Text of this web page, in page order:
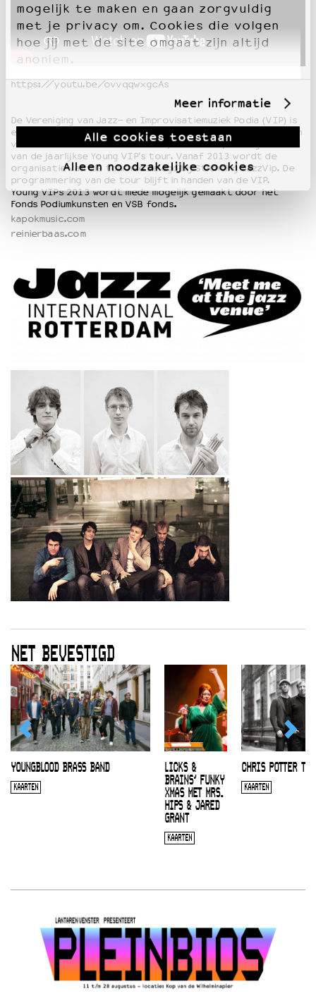
mogelijk te maken en gaan zorgvuldig
met je privacy om. Cookies die volgen
hoe jij met de site omgaat zijn altijd
anoniem.
Meer informatie
Alle cookies toestaan
Alleen noodzakelijke cookies
https://youtu.be/ovvqqwxgcAs
De Vereniging van Jazz- en Improvisatiemuziek Podia (VIP) is
een samenwerkingsverband van 25 Nederlandse jazzpodia. Eén
van de activiteiten van de VIP is, sinds 1997, de organisatie
van de jaarlijkse Young VIP's tour. Vanaf 2013 wordt de
organisatie van die tournee belegd bij Stichting JazzVip. De
programmering van de tour blijft in handen van de VIP.
Young VIPs 2013 wordt mede mogelijk gemaakt door het
Fonds Podiumkunsten en VSB fonds.
kapokmusic.com
reinierbaas.com
NET BEVESTIGD
YOUNGBLOOD BRASS BAND
KAARTEN
LICKS &
BRAINS’ FUNKY
XMAS MET MRS.
HIPS & JARED
GRANT
KAARTEN
CHRIS POTTER
KAARTEN